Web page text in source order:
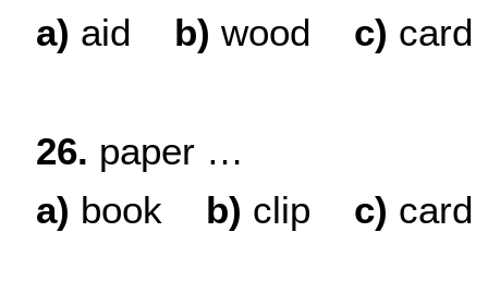
a) aid b) wood c) card
26. paper …
a) book b) clip c) card